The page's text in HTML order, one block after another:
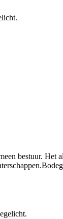
bestuur. Het